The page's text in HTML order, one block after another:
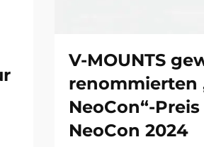
V-MOUNTS
renommierten
NeoCon“-
NeoCon 2024